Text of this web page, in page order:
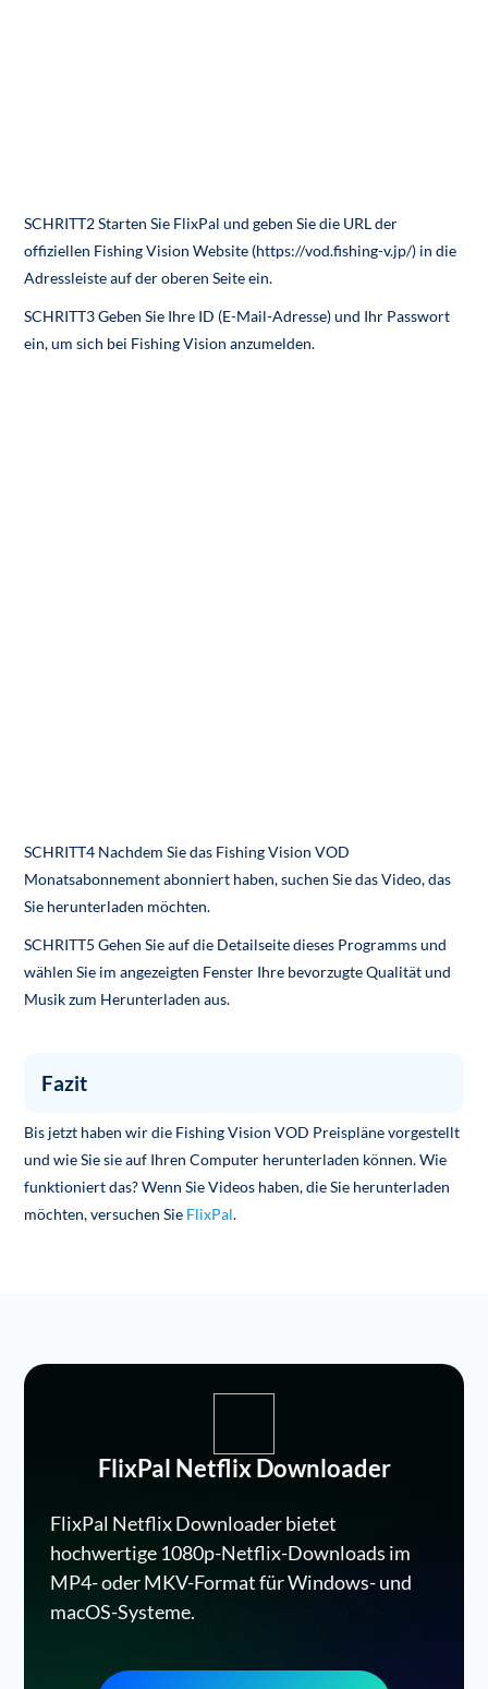
SCHRITT2 Starten Sie FlixPal und geben Sie die URL der
offiziellen Fishing Vision Website (https://vod.fishing-v.jp/) in die
Adressleiste auf der oberen Seite ein.
SCHRITT3 Geben Sie Ihre ID (E-Mail-Adresse) und Ihr Passwort
ein, um sich bei Fishing Vision anzumelden.
SCHRITT4 Nachdem Sie das Fishing Vision VOD
Monatsabonnement abonniert haben, suchen Sie das Video, das
Sie herunterladen möchten.
SCHRITT5 Gehen Sie auf die Detailseite dieses Programms und
wählen Sie im angezeigten Fenster Ihre bevorzugte Qualität und
Musik zum Herunterladen aus.
Fazit
Bis jetzt haben wir die Fishing Vision VOD Preispläne vorgestellt
und wie Sie sie auf Ihren Computer herunterladen können. Wie
funktioniert das? Wenn Sie Videos haben, die Sie herunterladen
möchten, versuchen Sie FlixPal.
FlixPal Netflix Downloader
FlixPal Netflix Downloader bietet
hochwertige 1080p-Netflix-Downloads im
MP4- oder MKV-Format für Windows- und
macOS-Systeme.